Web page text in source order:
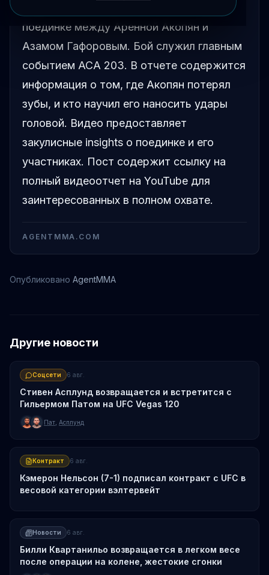
поединке между Аренной Акопян и
Азамом Гафоровым. Бой служил главным
событием ACA 203. В отчете содержится
информация о том, где Акопян потерял
зубы, и кто научил его наносить удары
головой. Видео предоставляет
закулисные insights о поединке и его
участниках. Пост содержит ссылку на
полный видеоотчет на YouTube для
заинтересованных в полном охвате.
AGENTMMA.COM
Опубликовано AgentMMA
Другие новости
Соцсети 6 авг.
Стивен Асплунд возвращается и встретится с
Гильермом Патом на UFC Vegas 120
Пат Асплунд
Контракт 6 авг.
Кэмерон Нельсон (7-1) подписал контракт с UFC в
весовой категории вэлтервейт
Новости 6 авг.
Билли Квартанильо возвращается в легком весе
после операции на колене, жестокие сгонки